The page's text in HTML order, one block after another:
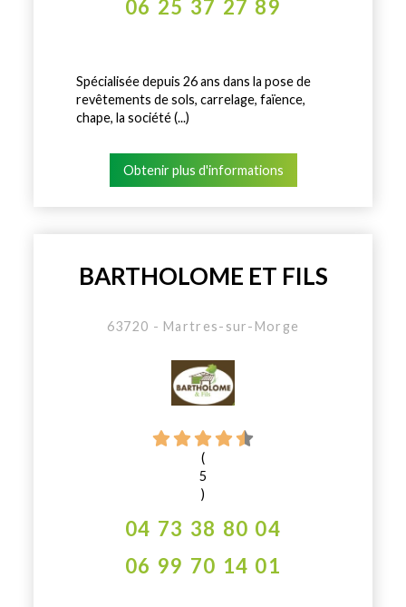
06 25 37 27 89
Spécialisée depuis 26 ans dans la pose de
revêtements de sols, carrelage, faïence,
chape, la société (...)
Obtenir plus d'informations
BARTHOLOME ET FILS
63720 - Martres-sur-Morge
(
5
)
04 73 38 80 04
06 99 70 14 01